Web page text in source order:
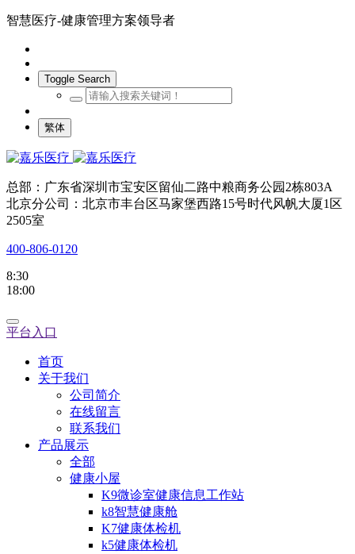
智慧医疗-健康管理方案领导者
Toggle Search
繁体
总部：广东省深圳市宝安区留仙二路中粮商务公园2栋803A
北京分公司：北京市丰台区马家堡西路15号时代风帆大厦1区
2505室
400-806-0120
8:30
18:00
平台入口
首页
关于我们
公司简介
在线留言
联系我们
产品展示
全部
健康小屋
K9微诊室健康信息工作站
k8智慧健康舱
K7健康体检机
k5健康体检机